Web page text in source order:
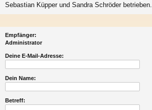
Sebastian Küpper und Sandra Schröder betrieben.
Empfänger:
Administrator
Deine E-Mail-Adresse:
Dein Name:
Betreff: